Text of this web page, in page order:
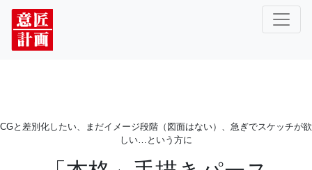
CGと差別化したい、まだイメージ段階（図面はない）、急ぎでスケッチが欲
しい…という方に